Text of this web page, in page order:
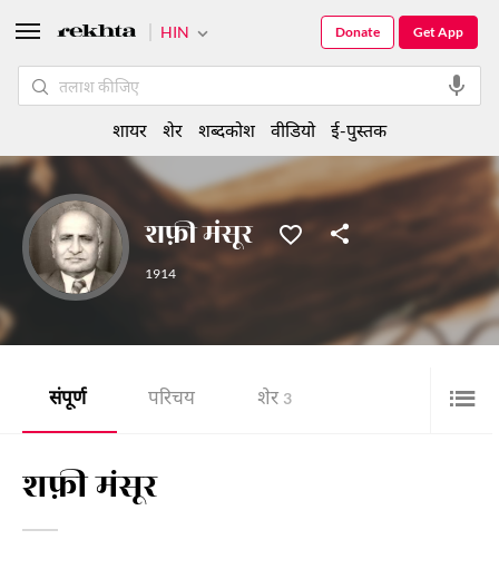
शफ़ी मंसूर
1914
संपूर्ण परिचय शेर 3
शफ़ी मंसूर
HIN Get App
Donate
शायर शेर शब्दकोश वीडियो ई-पुस्तक